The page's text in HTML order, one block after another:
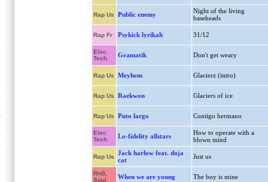
Rap Us Public enemy
Night of the living
baseheads
Rap Fr Psykick lyrikah 31/12
Elec.
Tech.
Gramatik Don't get weary
Rap Us Meyhem Glacierz (intro)
Rap Us Raekwon Glaciers of ice
Rap Us Puto largo Contigo hermano
Elec.
Tech.
Lo-fidelity allstars
How to operate with a
blown mind
Rap Us
Jack harlow feat. doja
cat
Just us
RnB,
Soul
When we are young The boy is mine